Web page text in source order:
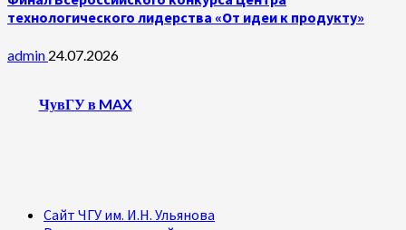
технологического лидерства «От идеи к продукту»
admin 24.07.2026
ЧувГУ в MAX
Сайт ЧГУ им. И.Н. Ульянова